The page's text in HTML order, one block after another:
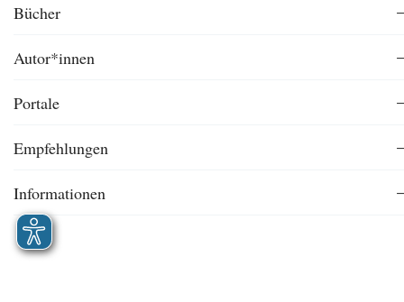
Bücher
Autor*innen
Portale
Empfehlungen
Informationen